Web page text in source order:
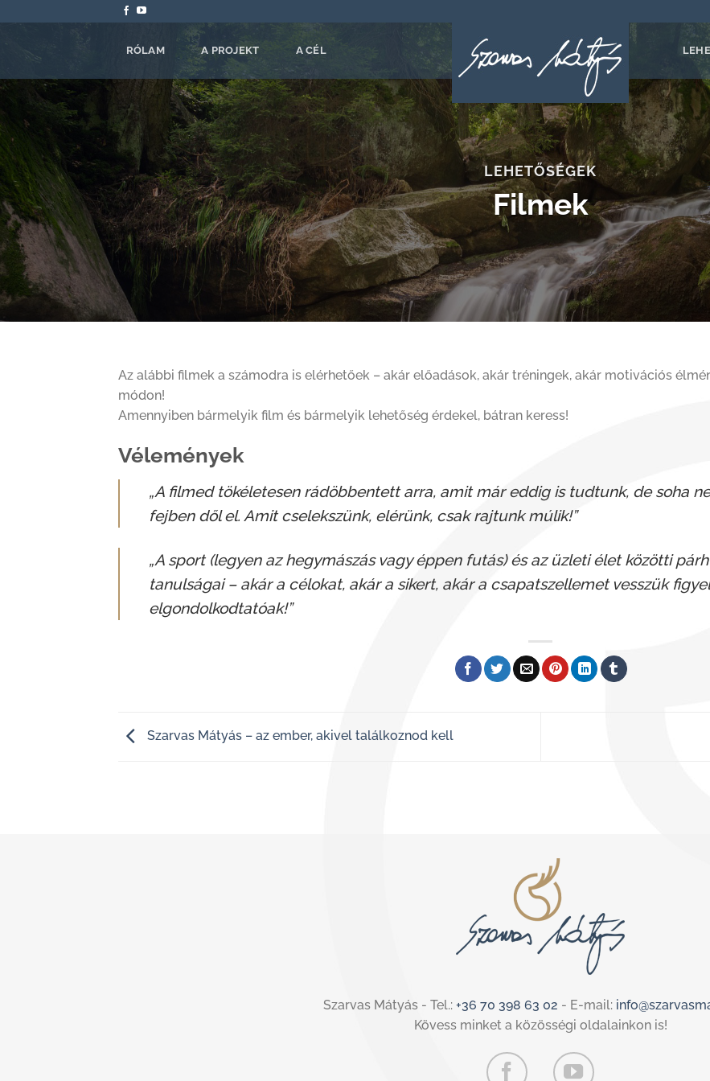
RÓLAM A PROJEKT A CÉL
LEHETŐSÉGEK
Filmek
Az alábbi filmek a számodra is elérhetőek – akár előadások, akár tréningek, akár motivációs
módon!
Amennyiben bármelyik film és bármelyik lehetőség érdekel, bátran keress!
Vélemények
„A filmed tökéletesen rádöbbentett arra, amit már eddig is tudtunk, de soha
fejben dől el. Amit cselekszünk, elérünk, csak rajtunk múlik!”
„A sport (legyen az hegymászás vagy éppen futás) és az üzleti élet közötti
tanulságai – akár a célokat, akár a sikert, akár a csapatszellemet vesszük
elgondolkodtatóak!”
Szarvas Mátyás – az ember, akivel találkoznod kell
Szarvas Mátyás - Tel.: +36 70 398 63 02 - E-mail:
Kövess minket a közösségi oldalainkon is!